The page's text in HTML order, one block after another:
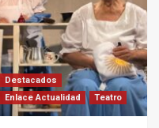
Destacados
Enlace Actualidad
Teatro